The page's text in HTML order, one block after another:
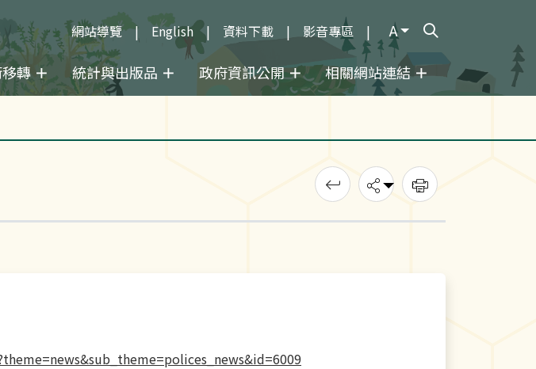
網站導覽 English 資料下載 影音專區 A
打開搜尋輸入框
轉 統計與出版品 政府資訊公開 相關網站連結
回上一頁
分享 列印